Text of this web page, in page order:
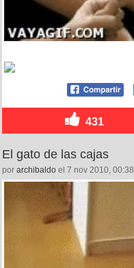
431
El gato de las cajas
por archibaldo el 7 nov 2010, 00:38